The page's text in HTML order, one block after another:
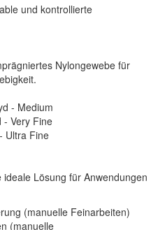
und kontrollierte
Nylongewebe für
- Medium
- Very Fine
Ultra Fine
ideale Lösung für Anwendungen
(manuelle Feinarbeiten)
(manuelle